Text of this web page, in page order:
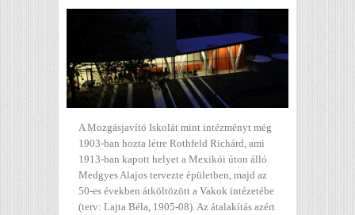
A Mozgásjavító Iskolát mint intézményt még
1903-ban hozta létre Rothfeld Richárd, ami
1913-ban kapott helyet a Mexikói úton álló
Medgyes Alajos tervezte épületben, majd az
50-es években átköltözött a Vakok intézetébe
(terv: Lajta Béla, 1905-08). Az átalakítás azért